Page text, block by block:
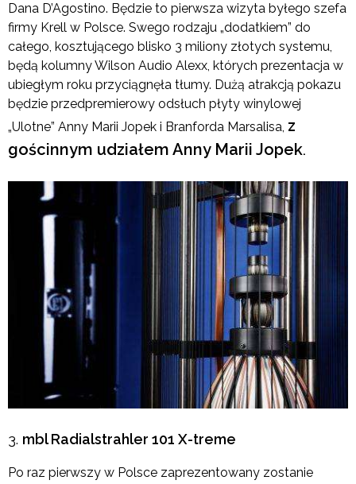
Dana D’Agostino. Będzie to pierwsza wizyta byłego szefa
firmy Krell w Polsce. Swego rodzaju „dodatkiem” do
całego, kosztującego blisko 3 miliony złotych systemu,
będą kolumny Wilson Audio Alexx, których prezentacja w
ubiegłym roku przyciągnęła tłumy. Dużą atrakcją pokazu
będzie przedpremierowy odsłuch płyty winylowej
„Ulotne” Anny Marii Jopek i Branforda Marsalisa, z
gościnnym udziałem Anny Marii Jopek.
mbl Radialstrahler 101 X-treme
Po raz pierwszy w Polsce zaprezentowany zostanie